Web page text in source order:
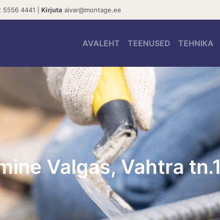
5556 4441 | Kirjuta aivar@montage.ee
AVALEHT TEENUSED TEHNIKA
Valgas, Vahtra tn.1